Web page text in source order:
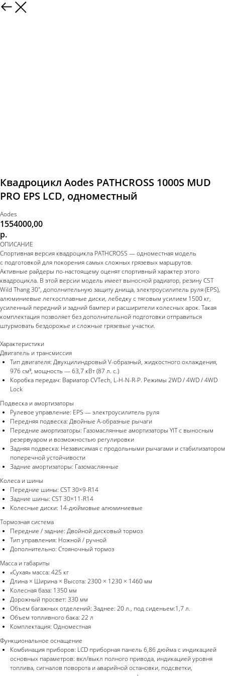
Квадроцикл Aodes PATHCROSS 1000S MUD
PRO EPS LCD, одноместный
Aodes
1554000,00
р.
ОПИСАНИЕ
Спортивная версия квадроцикла PATHCROSS — одноместная модель
с подготовкой для покорения самых сложных грязевых маршрутов.
Активные райдеры по-настоящему оценят спортивный характер этого
квадроцикла. В этой версии модель имеет выносной радиатор, резину CST
Wild Thang 30", дополнительную защиту днища, электроусилитель руля (EPS),
алюминиевые легкосплавные диски, лебедку с тяговым усилием 1500 кг,
усиленный передний и задний бампер и расширители колесных арок. Такая
комплектация позволяет без дополнительной подготовки отправиться
штурмовать бездорожье и сложные грязевые участки.
Характеристики
Двигатель и трансмиссия
Тип двигателя: Двухцилиндровый V-образный, жидкостного охлаждения,
976 см³, мощность — 63,7 кВт (87 л. с.)
Коробка передач: Вариатор CVTech, L-H-N-R-P. Режимы 2WD / 4WD / 4WD
Lock
Подвеска и амортизаторы
Рулевое управление: EPS — электроусилитель руля
Передняя подвеска: Двойные А-образные рычаги
Передние амортизаторы: Газомаслянные амортизаторы YIT с выносным
резервуаром и возможностью регулировки
Задняя подвеска: Независимая с продольными рычагами и стабилизатором
поперечной устойчивости
Задние амортизаторы: Газомаслянные
Колеса и шины
Передние шины: CST 30×9-R14
Задние шины: CST 30×11-R14
Колесные диски: 14-дюймовые алюминиевые
Тормозная система
Передние / задние: Двойной дисковый тормоз
Тип управления: Ножной / ручной
Дополнительно: Стояночный тормоз
Масса и габариты
«Сухая» масса: 425 кг
Длина × Ширина × Высота: 2300 × 1230 × 1460 мм
Колесная база: 1350 мм
Дорожный просвет: 330 мм
Объем багажных отделений: Заднее: 20 л., под сиденьем:1,7 л.
Объем топливного бака: 22 л
Комплектация: Одноместная
Функциональное оснащение
Комбинация приборов: LCD приборная панель 6,86 дюйма с индикацией
основных параметров: вкл/выкл полного привода, индикацией уровня
топлива, сигналов поворота и аварийной остановки, подсветки,